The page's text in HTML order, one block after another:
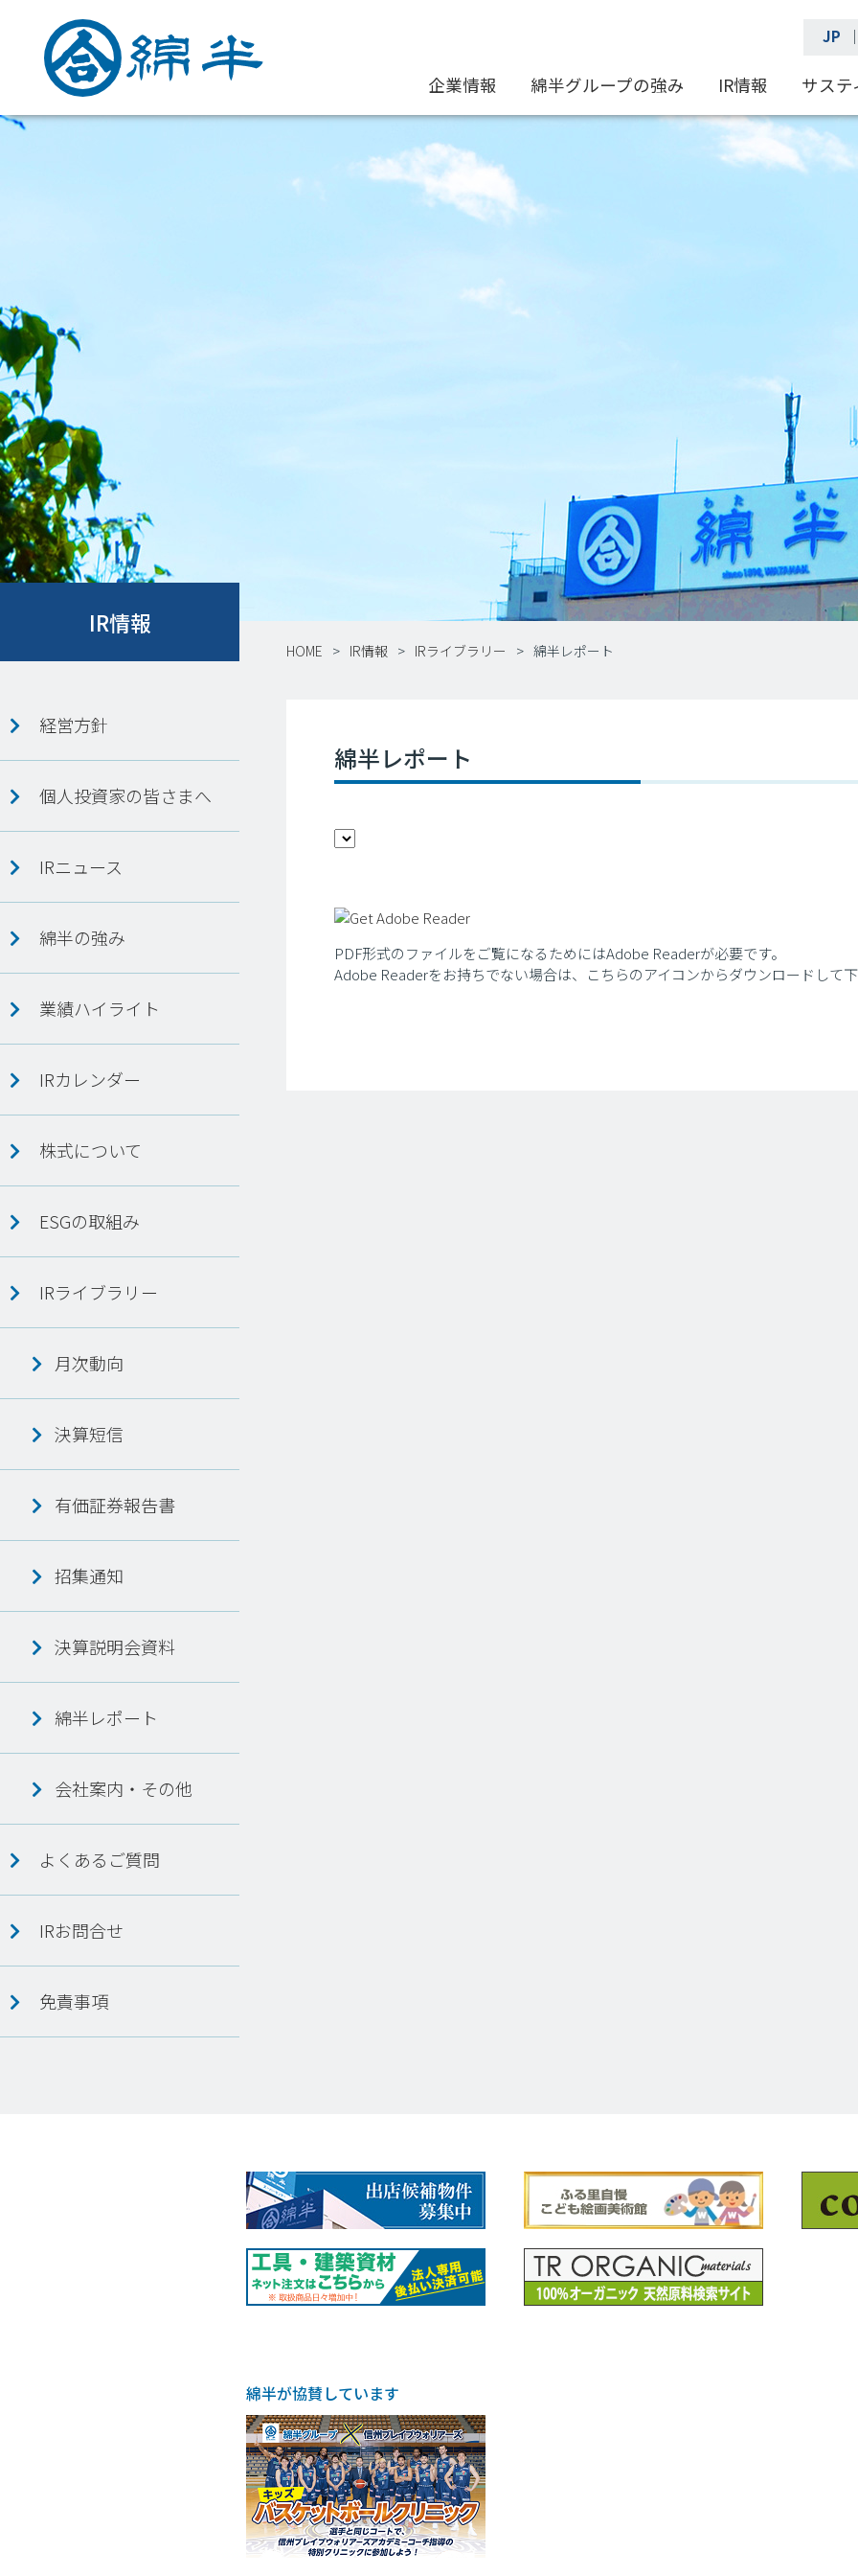
JP
企業情報 綿半グループの強み IR情報 サス
IR情報
経営方針
個人投資家の皆さまへ
IRニュース
綿半の強み
業績ハイライト
IRカレンダー
株式について
ESGの取組み
IRライブラリー
月次動向
決算短信
有価証券報告書
招集通知
決算説明会資料
綿半レポート
会社案内・その他
よくあるご質問
IRお問合せ
免責事項
HOME IR情報 IRライブラリー 綿半レポート
綿半レポート
PDF形式のファイルをご覧になるためにはAdobe Readerが必要です。
Adobe Readerをお持ちでない場合は、こちらのアイコンからダウンロードして
綿半が協賛しています